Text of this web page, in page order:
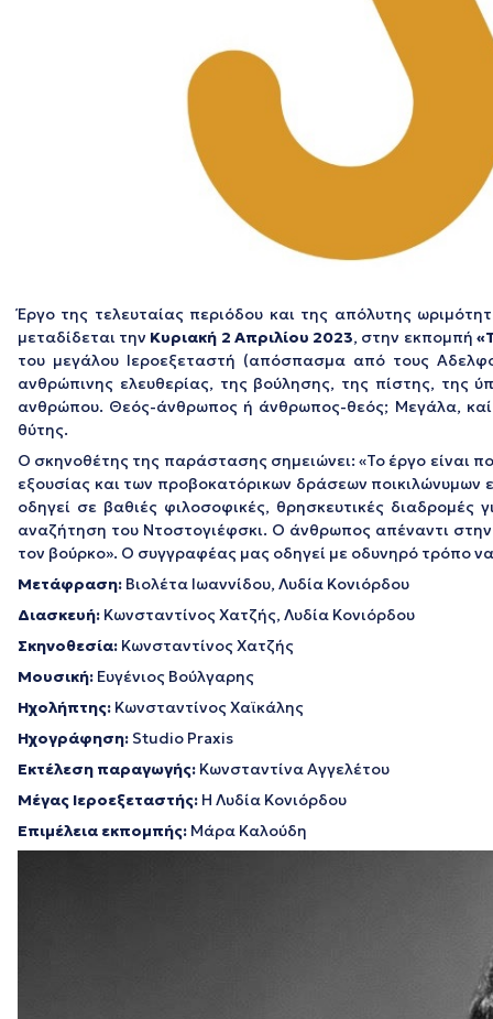
Έργο της τελευταίας περιόδου και της απόλυτης
μεταδίδεται την Κυριακή 2 Απριλίου 2023, στην εκπομπή
του μεγάλου Ιεροεξεταστή (απόσπασµα από τους
ανθρώπινης ελευθερίας, της βούλησης, της πίστης, της
ανθρώπου. Θεός-άνθρωπος ή άνθρωπος-θεός; Μεγάλα,
θύτης.
Ο σκηνοθέτης της παράστασης σημειώνει: «Το έργο είναι
εξουσίας και των προβοκατόρικων δράσεων
οδηγεί σε βαθιές φιλοσοφικές, θρησκευτικές
αναζήτηση του Ντοστογιέφσκι. Ο άνθρωπος απέναντι
τον βούρκο». Ο συγγραφέας µας οδηγεί µε οδυνηρό τρόπο
Μετάφραση: Βιολέτα Ιωαννίδου, Λυδία Κονιόρδου
Διασκευή: Κωνσταντίνος Χατζής, Λυδία Κονιόρδου
Σκηνοθεσία: Κωνσταντίνος Χατζής
Μουσική: Ευγένιος Βούλγαρης
Ηχολήπτης: Κωνσταντίνος Χαϊκάλης
Ηχογράφηση: Studio Praxis
Εκτέλεση παραγωγής: Κωνσταντίνα Αγγελέτου
Μέγας Ιεροεξεταστής: Η Λυδία Κονιόρδου
Επιμέλεια εκπομπής: Μάρα Καλούδη